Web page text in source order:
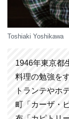
Toshiaki Yoshikawa
1946年東京都
料理の勉強を
トランテやホ
町「カーザ・